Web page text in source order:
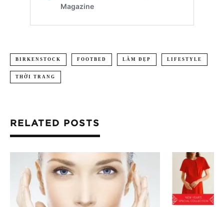
BIRKENSTOCK FOOTBED LÀM ĐẸP LIFESTYLE
THỜI TRANG
RELATED POSTS